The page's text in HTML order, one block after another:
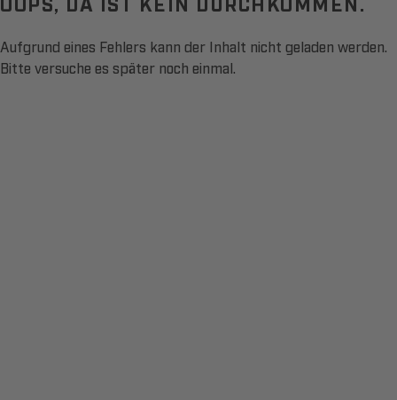
Aufgrund eines Fehlers kann der Inhalt nicht geladen werden.
Bitte versuche es später noch einmal.